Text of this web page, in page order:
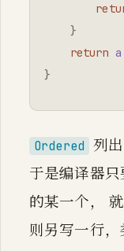
}
return a
}
Ordered 列
于是编译器只
的某一个，
则另写一行，